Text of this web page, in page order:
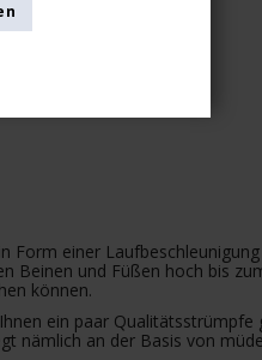
einer
Beinen und Füßen hoch bis
können.
ein paar Qualitätsstrümpfe
nämlich an der Basis von